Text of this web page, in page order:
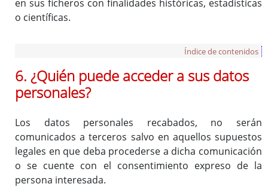
en sus ficheros con finalidades históricas, estadísticas
o científicas.
Índice de contenidos
6. ¿Quién puede acceder a sus datos
personales?
Los datos personales recabados, no serán
comunicados a terceros salvo en aquellos supuestos
legales en que deba procederse a dicha comunicación
o se cuente con el consentimiento expreso de la
persona interesada.